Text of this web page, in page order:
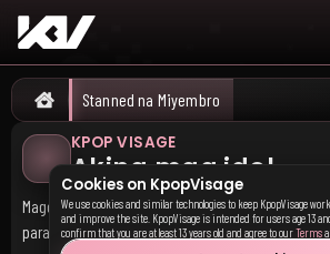
Home
Stanned na Miyembro
KPOP VISAGE
Aking mga idol
Magdagdag ng mga idol na gusto mo,
para mabuo ang bias order mo. Lalabas ang
Cookies on KpopVisage
We use cookies and similar technologies to keep KpopVisage
and improve the site. KpopVisage is intended for users age 13
confirm that you are at least 13 years old and agree to ourTerms